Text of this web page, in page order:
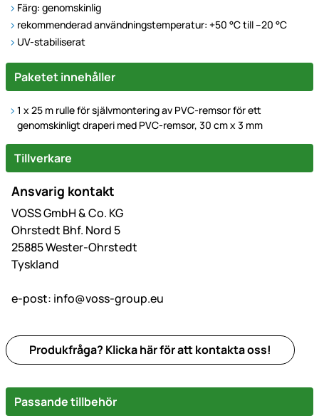
Färg: genomskinlig
rekommenderad användningstemperatur: +50 °C till –20 °C
UV-stabiliserat
Paketet innehåller
1 x 25 m rulle för självmontering av PVC-remsor för ett
genomskinligt draperi med PVC-remsor, 30 cm x 3 mm
Tillverkare
Ansvarig kontakt
VOSS GmbH & Co. KG
Ohrstedt Bhf. Nord 5
25885 Wester-Ohrstedt
Tyskland
e-post: info@voss-group.eu
Produkfråga? Klicka här för att kontakta oss!
Passande tillbehör